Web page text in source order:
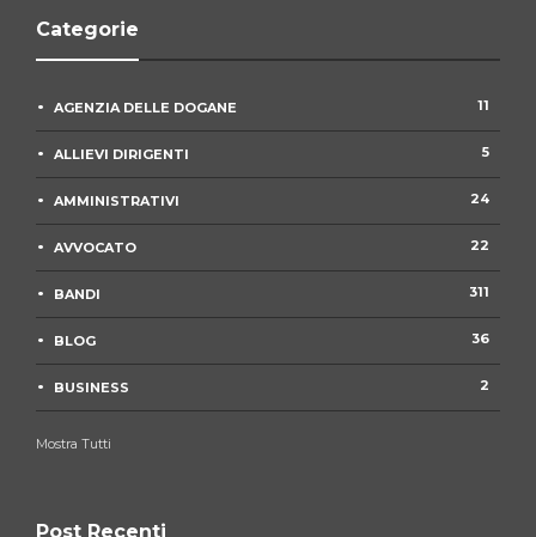
Categorie
AGENZIA DELLE DOGANE 11
ALLIEVI DIRIGENTI 5
AMMINISTRATIVI 24
AVVOCATO 22
BANDI 311
BLOG 36
BUSINESS 2
Mostra Tutti
Post Recenti